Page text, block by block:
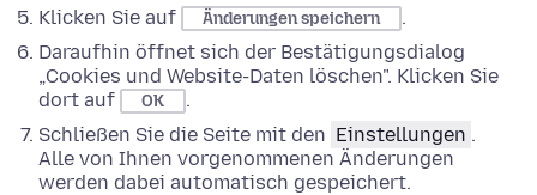
Klicken Sie auf
Änderungen speichern
.
Daraufhin öffnet sich der Bestätigungsdialog
„Cookies und Website-Daten löschen". Klicken Sie
dort auf
OK
.
Schließen Sie die Seite mit den Einstellungen .
Alle von Ihnen vorgenommenen Änderungen
werden dabei automatisch gespeichert.